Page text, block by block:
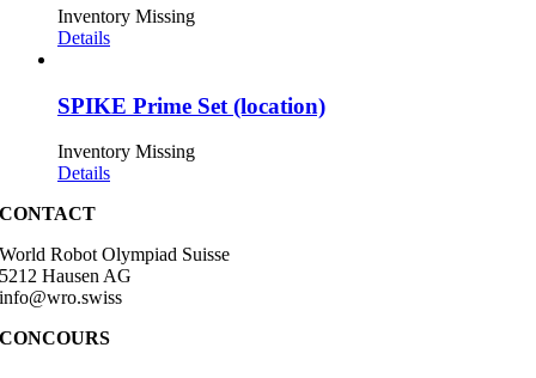
Inventory Missing
Details
SPIKE Prime Set (location)
Inventory Missing
Details
CONTACT
World Robot Olympiad Suisse
5212 Hausen AG
info@wro.swiss
CONCOURS